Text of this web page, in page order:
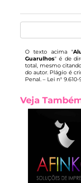
O texto acima "
Guarulhos" é de
total, mesmo
do autor. Plágio é
Penal. – Lei n°
Veja